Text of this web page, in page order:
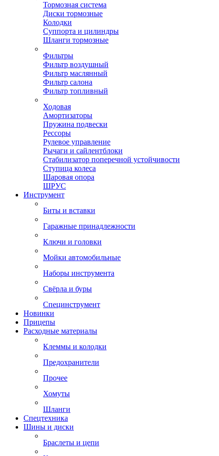
Тормозная система
Диски тормозные
Колодки
Суппорта и цилиндры
Шланги тормозные
Фильтры
Фильтр воздушный
Фильтр маслянный
Фильтр салона
Фильтр топливный
Ходовая
Амортизаторы
Пружина подвески
Рессоры
Рулевое управление
Рычаги и сайлентблоки
Стабилизатор поперечной устойчивости
Ступица колеса
Шаровая опора
ШРУС
Инструмент
Биты и вставки
Гаражные принадлежности
Ключи и головки
Мойки автомобильные
Наборы инструмента
Свёрла и буры
Специнструмент
Новинки
Прицепы
Расходные материалы
Клеммы и колодки
Предохранители
Прочее
Хомуты
Шланги
Спецтехника
Шины и диски
Браслеты и цепи